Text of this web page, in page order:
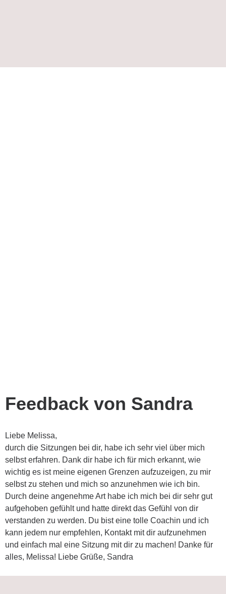
Feedback von Sandra
Liebe Melissa,
durch die Sitzungen bei dir, habe ich sehr viel über mich
selbst erfahren. Dank dir habe ich für mich erkannt, wie
wichtig es ist meine eigenen Grenzen aufzuzeigen, zu mir
selbst zu stehen und mich so anzunehmen wie ich bin.
Durch deine angenehme Art habe ich mich bei dir sehr gut
aufgehoben gefühlt und hatte direkt das Gefühl von dir
verstanden zu werden. Du bist eine tolle Coachin und ich
kann jedem nur empfehlen, Kontakt mit dir aufzunehmen
und einfach mal eine Sitzung mit dir zu machen! Danke für
alles, Melissa! Liebe Grüße, Sandra